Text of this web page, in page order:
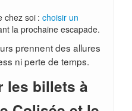
chez soi : choisir un
la prochaine escapade.
prennent des allures
ni perte de temps.
les billets à